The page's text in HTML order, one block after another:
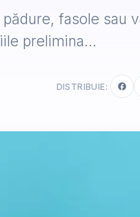
fasole sau
prelimina…
DISTRIBUIE: